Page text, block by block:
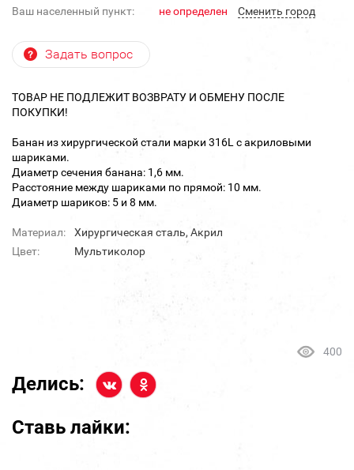
Ваш населенный пункт: не определен Cменить город
Задать вопрос
ТОВАР НЕ ПОДЛЕЖИТ ВОЗВРАТУ И ОБМЕНУ ПОСЛЕ
ПОКУПКИ!
Банан из хирургической стали марки 316L с акриловыми
шариками.
Диаметр сечения банана: 1,6 мм.
Расстояние между шариками по прямой: 10 мм.
Диаметр шариков: 5 и 8 мм.
Материал:
Хирургическая сталь, Акрил
Цвет:
Мультиколор
400
Делись:
Ставь лайки: